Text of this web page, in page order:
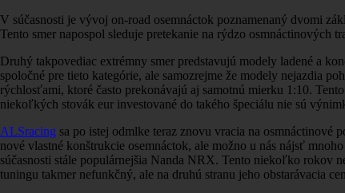
V súčasnosti je vývoj on-road osemnáctok poznamenaný dvomi
Tento smer napospol sleduje pretekanie na rýdzo osmnáctinových
Druhý takpovediac extrémny smer predstavujú modely ladené a
spoločné pre tieto kategórie, ale samozrejme že modely nejazdia
rýchlosťami, ktoré často prekonávajú aj samotnú mierku 1:10.
niekoľkých stovák eur investované do takého špeciálu nie sú
ALSracing sa po istej odmlke teraz znovu vracia na
nové vlastné konštrukcie osemnáctok, ale možno u nás nájsť
súčasnosti stále populárnejšia Nanda NRX. Tento niekoľko rokov
tuningu takmer nefunkčný, ale na druhú stranu jeho obstarávacia